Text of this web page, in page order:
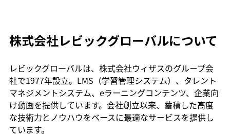
株式会社レビックグローバルについて
レビックグローバルは、株式会社ウィザスのグループ会
社で1977年設立。LMS（学習管理システム）、タレント
マネジメントシステム、eラーニングコンテンツ、企業向
け動画を提供しています。会社創立以来、蓄積した高度
な技術力とノウハウをベースに最適なサービスを提供し
ています。